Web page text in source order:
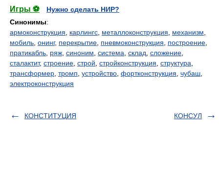
Игры ⚽
Нужно сделать НИР?
Синонимы:
армоконструкция
карлингс металлоконструкция механизм
мобиль онинг, перекрытие пневмоконструкция построение
пратикабль ряж синоним система склад сложение
сталактит, строение строй стройконструкция структура
трансформер тромп устройство фортконструкция чубаш
электроконструкция
КОНСТИТУЦИЯ КОНСУЛ